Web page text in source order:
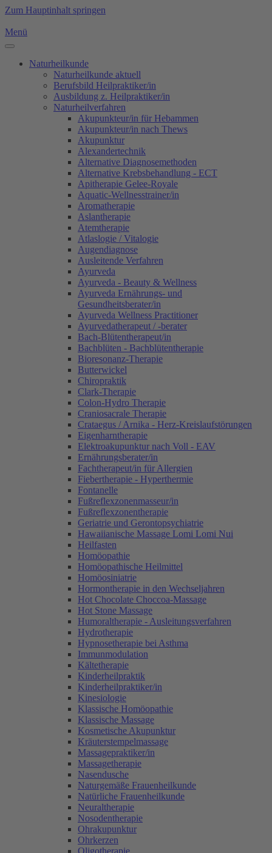
Zum Hauptinhalt springen
Menü
Naturheilkunde
Naturheilkunde aktuell
Berufsbild Heilpraktiker/in
Ausbildung z. Heilpraktiker/in
Naturheilverfahren
Akupunkteur/in für Hebammen
Akupunkteur/in nach Thews
Akupunktur
Alexandertechnik
Alternative Diagnosemethoden
Alternative Krebsbehandlung - ECT
Apitherapie Gelee-Royale
Aquatic-Wellnesstrainer/in
Aromatherapie
Aslantherapie
Atemtherapie
Atlaslogie / Vitalogie
Augendiagnose
Ausleitende Verfahren
Ayurveda
Ayurveda - Beauty & Wellness
Ayurveda Ernährungs- und
Gesundheitsberater/in
Ayurveda Wellness Practitioner
Ayurvedatherapeut / -berater
Bach-Blütentherapeut/in
Bachblüten - Bachblütentherapie
Bioresonanz-Therapie
Butterwickel
Chiropraktik
Clark-Therapie
Colon-Hydro Therapie
Craniosacrale Therapie
Crataegus / Arnika - Herz-Kreislaufstörungen
Eigenharntherapie
Elektroakupunktur nach Voll - EAV
Ernährungsberater/in
Fachtherapeut/in für Allergien
Fiebertherapie - Hyperthermie
Fontanelle
Fußreflexzonenmasseur/in
Fußreflexzonentherapie
Geriatrie und Gerontopsychiatrie
Hawaiianische Massage Lomi Lomi Nui
Heilfasten
Homöopathie
Homöopathische Heilmittel
Homöosiniatrie
Hormontherapie in den Wechseljahren
Hot Chocolate Choccoa-Massage
Hot Stone Massage
Humoraltherapie - Ausleitungsverfahren
Hydrotherapie
Hypnosetherapie bei Asthma
Immunmodulation
Kältetherapie
Kinderheilpraktik
Kinderheilpraktiker/in
Kinesiologie
Klassische Homöopathie
Klassische Massage
Kosmetische Akupunktur
Kräuterstempelmassage
Massagepraktiker/in
Massagetherapie
Nasendusche
Naturgemäße Frauenheilkunde
Natürliche Frauenheilkunde
Neuraltherapie
Nosodentherapie
Ohrakupunktur
Ohrkerzen
Oligotherapie